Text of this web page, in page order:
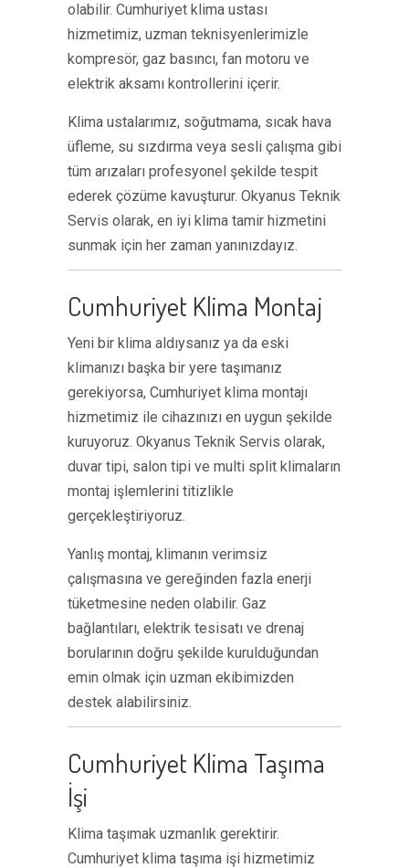
olabilir. Cumhuriyet klima ustası
hizmetimiz, uzman teknisyenlerimizle
kompresör, gaz basıncı, fan motoru ve
elektrik aksamı kontrollerini içerir.
Klima ustalarımız, soğutmama, sıcak hava
üfleme, su sızdırma veya sesli çalışma gibi
tüm arızaları profesyonel şekilde tespit
ederek çözüme kavuşturur. Okyanus Teknik
Servis olarak, en iyi klima tamir hizmetini
sunmak için her zaman yanınızdayız.
Cumhuriyet Klima Montaj
Yeni bir klima aldıysanız ya da eski
klimanızı başka bir yere taşımanız
gerekiyorsa, Cumhuriyet klima montajı
hizmetimiz ile cihazınızı en uygun şekilde
kuruyoruz. Okyanus Teknik Servis olarak,
duvar tipi, salon tipi ve multi split klimaların
montaj işlemlerini titizlikle
gerçekleştiriyoruz.
Yanlış montaj, klimanın verimsiz
çalışmasına ve gereğinden fazla enerji
tüketmesine neden olabilir. Gaz
bağlantıları, elektrik tesisatı ve drenaj
borularının doğru şekilde kurulduğundan
emin olmak için uzman ekibimizden
destek alabilirsiniz.
Cumhuriyet Klima Taşıma
İşi
Klima taşımak uzmanlık gerektirir.
Cumhuriyet klima taşıma işi hizmetimiz